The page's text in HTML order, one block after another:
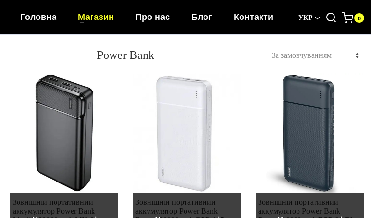
Головна Магазин Про нас Блог Контакти УКР
Power Bank
Зовнішній портативний
аккумулятор Power Bank
Зовнішній портативний
аккумулятор Power Bank
Зовнішній портативний
аккумулятор Power Bank